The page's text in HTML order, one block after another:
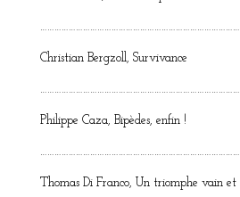
Christian Bergzoll, Survivance
Philippe Caza, Bipèdes, enfin !
Thomas Di Franco, Un triomphe vain et